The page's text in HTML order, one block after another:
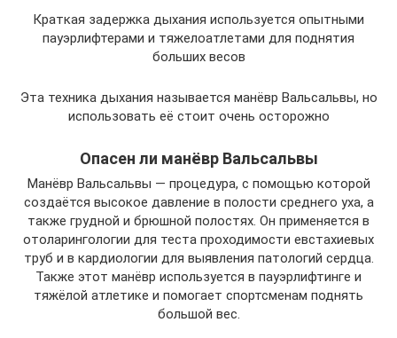
Краткая задержка дыхания используется опытными
пауэрлифтерами и тяжелоатлетами для поднятия
больших весов
Эта техника дыхания называется манёвр Вальсальвы, но
использовать её стоит очень осторожно
Опасен ли манёвр Вальсальвы
Манёвр Вальсальвы — процедура, с помощью которой
создаётся высокое давление в полости среднего уха, а
также грудной и брюшной полостях. Он применяется в
отоларингологии для теста проходимости евстахиевых
труб и в кардиологии для выявления патологий сердца.
Также этот манёвр используется в пауэрлифтинге и
тяжёлой атлетике и помогает спортсменам поднять
большой вес.